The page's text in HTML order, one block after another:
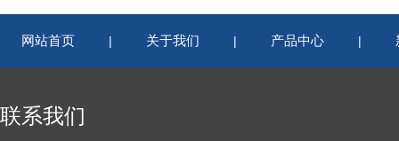
网站首页 | 关于我们 | 产品中心 |
联系我们